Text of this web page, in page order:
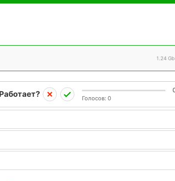
1.24 Gb
Работает? Голосов: 0